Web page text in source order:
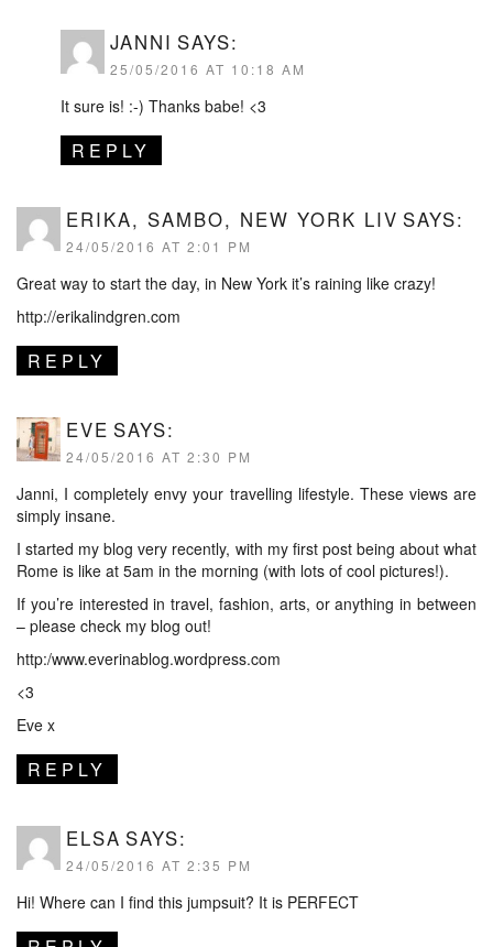
JANNI SAYS:
25/05/2016 AT 10:18 AM
It sure is! :-) Thanks babe! <3
REPLY
ERIKA, SAMBO, NEW YORK LIV SAYS:
24/05/2016 AT 2:01 PM
Great way to start the day, in New York it’s raining like crazy!
http://erikalindgren.com
REPLY
EVE SAYS:
24/05/2016 AT 2:30 PM
Janni, I completely envy your travelling lifestyle. These views are
simply insane.
I started my blog very recently, with my first post being about what
Rome is like at 5am in the morning (with lots of cool pictures!).
If you’re interested in travel, fashion, arts, or anything in between
– please check my blog out!
http:/www.everinablog.wordpress.com
<3
Eve x
REPLY
ELSA SAYS:
24/05/2016 AT 2:35 PM
Hi! Where can I find this jumpsuit? It is PERFECT